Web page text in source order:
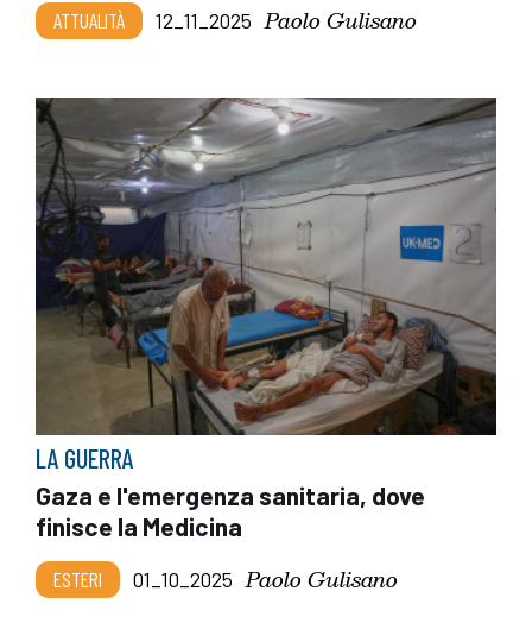
ATTUALITÀ 12_11_2025 Paolo Gulisano
LA GUERRA
Gaza e l'emergenza sanitaria, dove
finisce la Medicina
ESTERI 01_10_2025 Paolo Gulisano